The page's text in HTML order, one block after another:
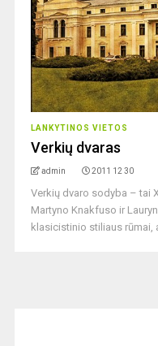
LANKYTINOS VIETOS
Verkių dvaras
admin 2011 12 30
Verkių dvaro sodyba – tai
Martyno Knakfuso ir
klasicistinio stiliaus rūmai,